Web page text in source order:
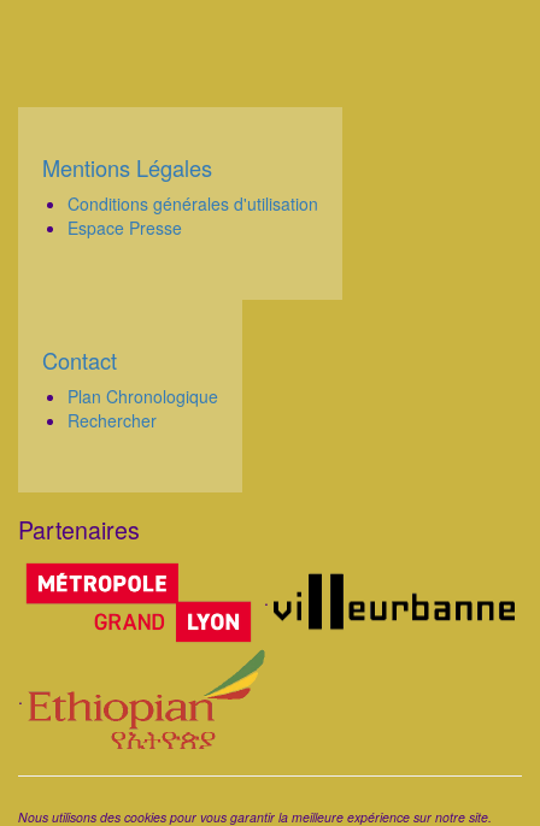
Corps
Mentions Légales
Conditions générales d'utilisation
Espace Presse
Corps
Contact
Plan Chronologique
Rechercher
Partenaires
Corps
.
.
Nous utilisons des cookies pour vous garantir la meilleure expérience sur notre site.